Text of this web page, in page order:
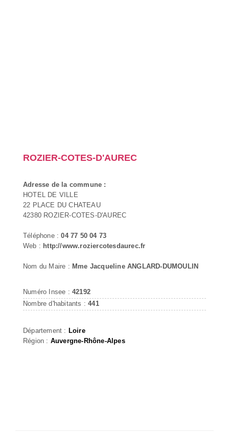
ROZIER-COTES-D'AUREC
Adresse de la commune :
HOTEL DE VILLE
22 PLACE DU CHATEAU
42380 ROZIER-COTES-D'AUREC
Téléphone :04 77 50 04 73
Web : http://www.roziercotesdaurec.fr
Nom du Maire : Mme Jacqueline ANGLARD-DUMOULIN
Numéro Insee : 42192
Nombre d'habitants :441
Département : Loire
Région : Auvergne-Rhône-Alpes